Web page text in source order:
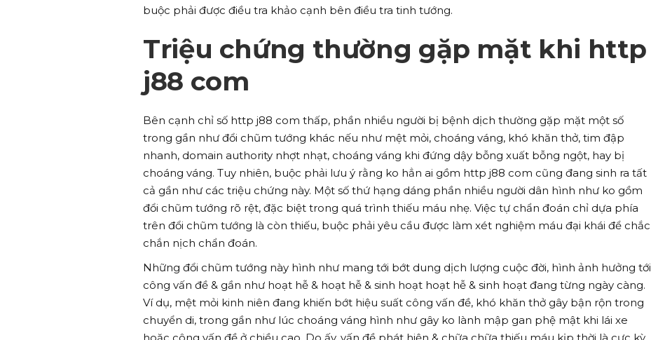
buộc phải được điều tra khảo cạnh bên điều tra tinh tướng.
Triệu chứng thường gặp mặt khi http
j88 com
Bên cạnh chỉ số http j88 com thấp, phần nhiều người bị bệnh dịch thường gặp mặt một số
trong gần như đổi chũm tướng khác nếu như mệt mỏi, choáng váng, khó khăn thở, tim đập
nhanh, domain authority nhợt nhạt, choáng váng khi đứng dậy bỗng xuất bỗng ngột, hay bị
choáng váng. Tuy nhiên, buộc phải lưu ý rằng ko hẳn ai gồm http j88 com cũng đang sinh ra tất
cả gần như các triệu chứng này. Một số thứ hạng dáng phần nhiều người dân hình như ko gồm
đổi chũm tướng rõ rệt, đặc biệt trong quá trình thiếu máu nhẹ. Việc tự chẩn đoán chỉ dựa phía
trên đổi chũm tướng là còn thiếu, buộc phải yêu cầu được làm xét nghiệm máu đại khái để chắc
chắn nịch chẩn đoán.
Những đổi chũm tướng này hình như mang tới bớt dung dịch lượng cuộc đời, hình ảnh hưởng tới
công vấn đề & gần như hoạt hễ & hoạt hễ & sinh hoạt hoạt hễ & sinh hoạt đang từng ngày càng.
Ví dụ, mệt mỏi kinh niên đang khiến bớt hiệu suất công vấn đề, khó khăn thở gây bận rộn trong
chuyển di, trong gần như lúc choáng váng hình như gây ko lành mập gan phệ mật khi lái xe